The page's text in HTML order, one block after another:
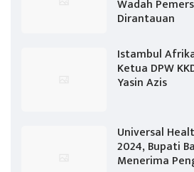
Wadah
Dirantauan
Istambul
Ketua DPW
Yasin Azis
Universal
2024, Bupati
Menerima